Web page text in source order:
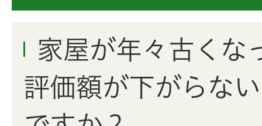
家屋が年々古くな
評価額が下がらな